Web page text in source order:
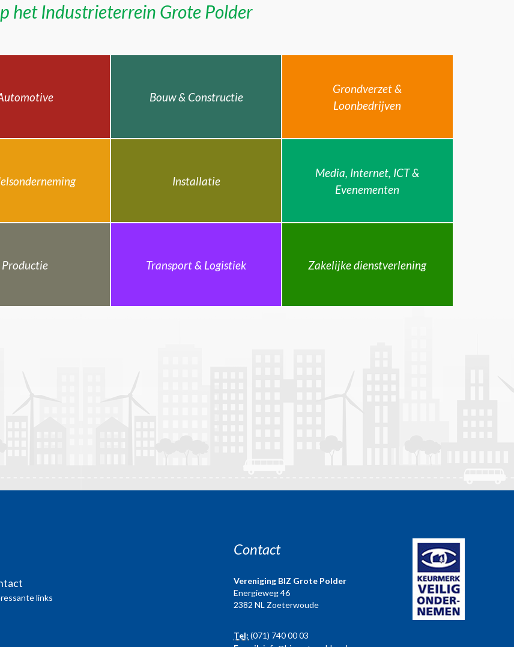
het Industrieterrein Grote Polder
Bouw & Constructie
Grondverzet &
Loonbedrijven
Installatie
Media, Internet, ICT &
Evenementen
Productie Transport & Logistiek Zakelijke dienstverlening
links
Contact
Vereniging BIZ Grote Polder
Energieweg 46
2382 NL Zoeterwoude
Tel: (071) 740 00 03